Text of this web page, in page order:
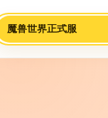
魔兽世界正式服